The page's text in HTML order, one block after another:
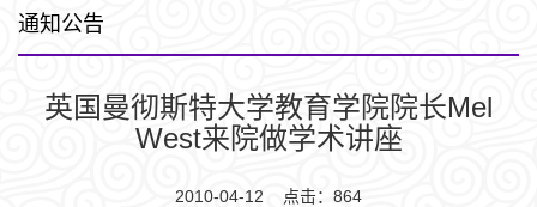
通知公告
英国曼彻斯特大学教育学院院长Mel
West来院做学术讲座
2010-04-12 点击： 864